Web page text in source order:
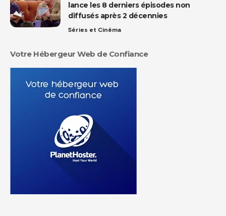
lance les 8 derniers épisodes non
diffusés après 2 décennies
Séries et Cinéma
Votre Hébergeur Web de Confiance